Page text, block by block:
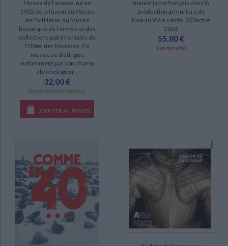
Musée de l'armée, né en
1905 de la fusion du Musée
de l'artillerie, du Musée
historique de l'armée et des
collections patrimoniales de
l'Hôtel des Invalides. Ce
musée se distingue
notamment par son champ
chronologiqu...
32,00 €
Disponible chez l'éditeur
AJOUTER AU PANIER
maniérisme français dans la
production armurière de
luxe au XVIe siècle. ©Electre
2026
55,80 €
Indisponible